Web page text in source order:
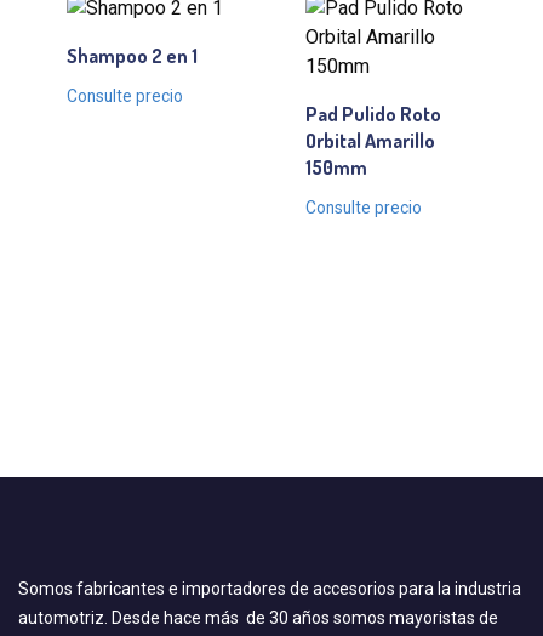
Shampoo 2 en 1
Consulte precio
Pad Pulido Roto
Orbital Amarillo
150mm
Consulte precio
Somos fabricantes e importadores de accesorios para la industria
automotriz. Desde hace más de 30 años somos mayoristas de